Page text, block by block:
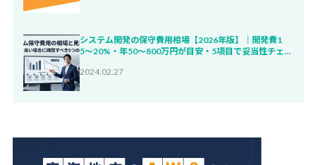
システム開発の保守費用相場【2026年版】｜開発費1
5〜20%・年50〜800万円が目安・5項目で妥当性チェッ
ク
2024.02.27